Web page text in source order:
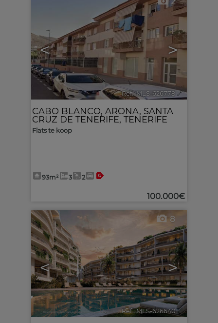
< >
Ref.. MLS-626778 🔗
CABO BLANCO, ARONA, SANTA
CRUZ DE TENERIFE, TENERIFE
Flats te koop
93m² 3 2
100.000€
< >
8
Ref.. MLS-626640 🔗